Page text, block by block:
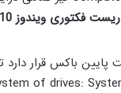
ریست فکتوری ویندوز 10